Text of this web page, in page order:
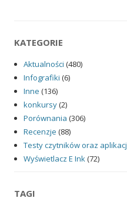
KATEGORIE
Aktualności (480)
Infografiki (6)
Inne (136)
konkursy(2)
Porównania (306)
Recenzje (88)
Testy czytników oraz
Wyświetlacz E Ink(72)
TAGI